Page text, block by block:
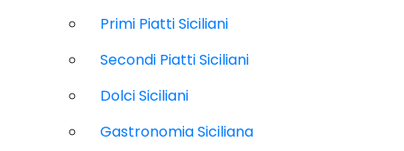
Primi Piatti Siciliani
Secondi Piatti Siciliani
Dolci Siciliani
Gastronomia Siciliana